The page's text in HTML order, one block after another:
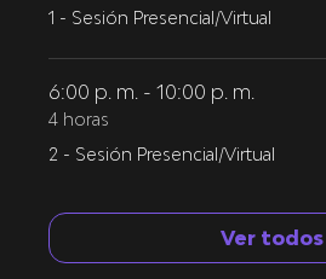
1 - Sesión Presencial/Virtual
6:00 p. m. - 10:00 p. m.
4 horas
2 - Sesión Presencial/Virtual
Ver todos